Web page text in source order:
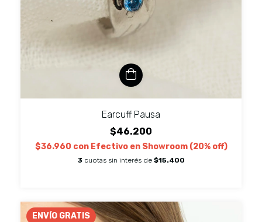
Earcuff Pausa
$46.200
$36.960 con Efectivo en Showroom (20% off)
3 cuotas sin interés de $15.400
ENVÍO GRATIS